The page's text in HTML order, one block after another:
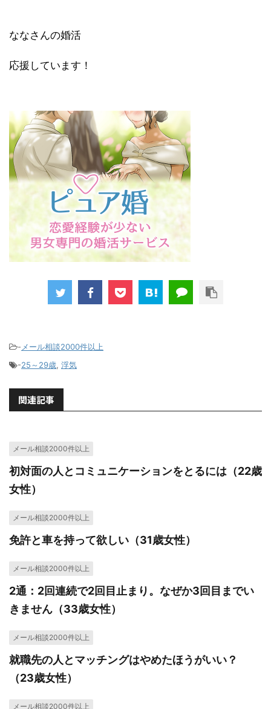
ななさんの婚活
応援しています！
- メール相談2000件以上
-25～29歳, 浮気
関連記事
メール相談2000件以上
初対面の人とコミュニケーションをとるには（22歳
女性）
メール相談2000件以上
免許と車を持って欲しい（31歳女性）
メール相談2000件以上
2通：2回連続で2回目止まり。なぜか3回目までい
きません（33歳女性）
メール相談2000件以上
就職先の人とマッチングはやめたほうがいい？
（23歳女性）
メール相談2000件以上